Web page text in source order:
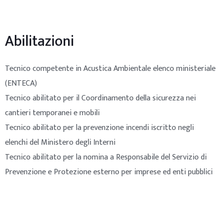
Abilitazioni
Tecnico competente in Acustica Ambientale elenco ministeriale
(ENTECA)
Tecnico abilitato per il Coordinamento della sicurezza nei
cantieri temporanei e mobili
Tecnico abilitato per la prevenzione incendi iscritto negli
elenchi del Ministero degli Interni
Tecnico abilitato per la nomina a Responsabile del Servizio di
Prevenzione e Protezione esterno per imprese ed enti pubblici